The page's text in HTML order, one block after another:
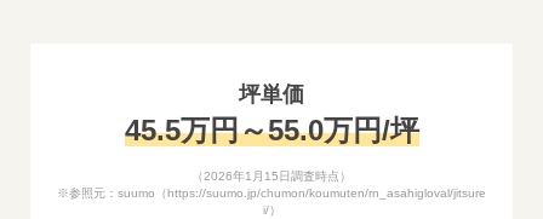
坪単価
45.5万円～55.0万円/坪
（2026年1月15日調査時点）
※参照元：suumo（https://suumo.jp/chumon/koumuten/rn_asahigloval/jitsure
i/）